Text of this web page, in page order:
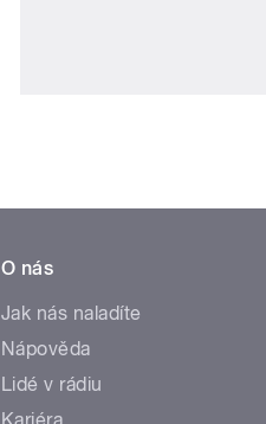
O nás
Jak nás naladíte
Nápověda
Lidé v rádiu
Kariéra